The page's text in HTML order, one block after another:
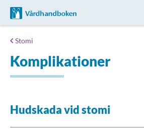
Till startsidan för Vårdhandboken
Stomi
Komplikationer
Hudskada vid stomi